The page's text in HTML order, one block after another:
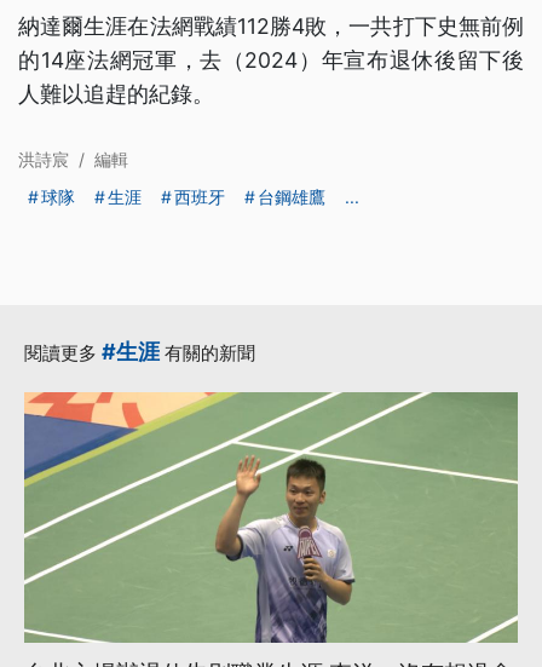
納達爾生涯在法網戰績112勝4敗，一共打下史無前例
的14座法網冠軍，去（2024）年宣布退休後留下後
人難以追趕的紀錄。
洪詩宸 / 編輯
球隊
生涯 西班牙 台鋼雄鷹 ...
閱讀更多 #生涯 有關的新聞